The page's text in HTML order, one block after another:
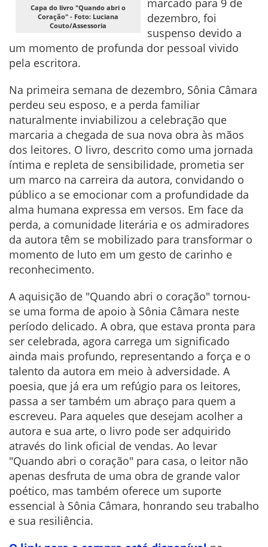
Capa do livro "Quando abri o
Coração" - Foto: Luciana
Couto/Assessoria
marcado para 9 de
dezembro, foi
suspenso devido a
um momento de profunda dor pessoal vivido
pela escritora.
Na primeira semana de dezembro, Sônia Câmara
perdeu seu esposo, e a perda familiar
naturalmente inviabilizou a celebração que
marcaria a chegada de sua nova obra às mãos
dos leitores. O livro, descrito como uma jornada
íntima e repleta de sensibilidade, prometia ser
um marco na carreira da autora, convidando o
público a se emocionar com a profundidade da
alma humana expressa em versos. Em face da
perda, a comunidade literária e os admiradores
da autora têm se mobilizado para transformar o
momento de luto em um gesto de carinho e
reconhecimento.
A aquisição de "Quando abri o coração" tornou-
se uma forma de apoio à Sônia Câmara neste
período delicado. A obra, que estava pronta para
ser celebrada, agora carrega um significado
ainda mais profundo, representando a força e o
talento da autora em meio à adversidade. A
poesia, que já era um refúgio para os leitores,
passa a ser também um abraço para quem a
escreveu. Para aqueles que desejam acolher a
autora e sua arte, o livro pode ser adquirido
através do link oficial de vendas. Ao levar
"Quando abri o coração" para casa, o leitor não
apenas desfruta de uma obra de grande valor
poético, mas também oferece um suporte
essencial à Sônia Câmara, honrando seu trabalho
e sua resiliência.